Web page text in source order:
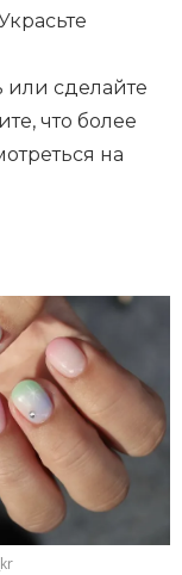
или сделайте
что более
на